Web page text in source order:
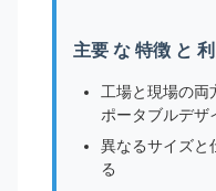
主要 な 特徴 と
工場と現場の両
ポータブルデザ
異なるサイズと
る